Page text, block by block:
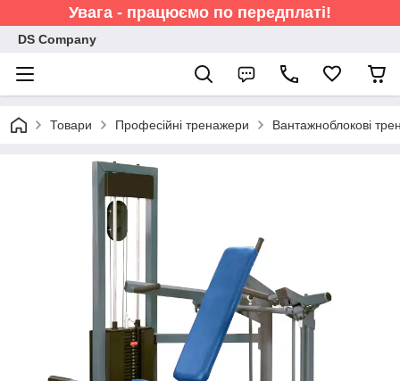
Увага - працюємо по передплаті!
DS Company
Товари Професійні тренажери Вантажноблокові